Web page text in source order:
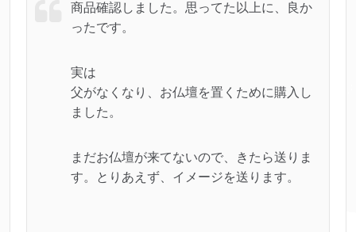
商品確認しました。思ってた以上に、良か
ったです。
実は
父がなくなり、お仏壇を置くために購入し
ました。
まだお仏壇が来てないので、きたら送りま
す。とりあえず、イメージを送ります。